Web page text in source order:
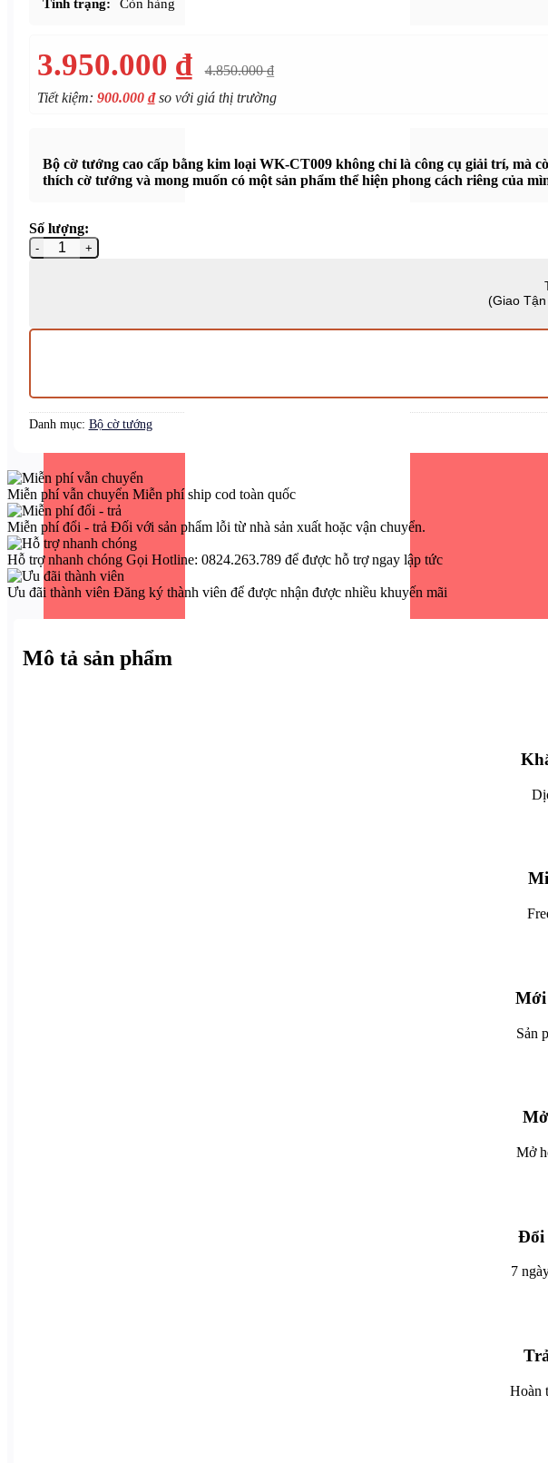
Tình trạng:
Còn hàng
3.950.000 ₫ 4.850.000₫
Tiết kiệm: 900.000 ₫so với giá thị trường
Bộ cờ tướng cao cấp bằng kim loại WK-CT009 không chỉ là công cụ giải trí, mà
thích cờ tướng và mong muốn có một sản phẩm thể hiện phong cách riêng của
Số lượng:
Bộ cờ tướng cao cấp bằng kim loại WK-CT009 số lượng
Danh mục: Bộ cờ tướng
Miễn phí vẫn chuyển Miễn phí ship cod toàn quốc
Miễn phí đổi - trả Đối với sản phẩm lỗi từ nhà sản xuất hoặc vận chuyển.
Hỗ trợ nhanh chóng Gọi Hotline: 0824.263.789 để được hỗ trợ ngay lập tức
Ưu đãi thành viên Đăng ký thành viên để được nhận được nhiều khuyến mãi
Mô tả sản phẩm
Mới
Sản
Mở
Đổi
7
Hoàn